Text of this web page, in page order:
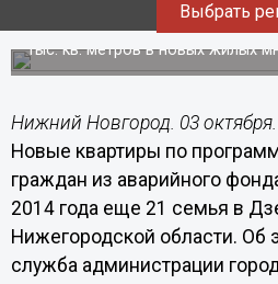
Выбрать
Для этих целей в текущем году
благоустроенные квартиры
тыс. кв. метров в новых жилых
Нижний Новгород. 03
Новые квартиры по
граждан из аварийного
2014 года еще 21 семья в
Нижегородской области. Об
служба администрации